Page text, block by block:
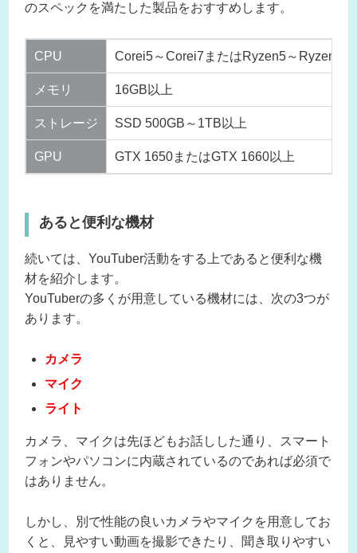
のスペックを満たした製品をおすすめします。
CPU Corei5～Corei7またはRyzen5～Ryzen7
メモリ 16GB以上
ストレージ SSD 500GB～1TB以上
GPU GTX 1650またはGTX 1660以上
あると便利な機材
続いては、YouTuber活動をする上であると便利な機
材を紹介します。
YouTuberの多くが用意している機材には、次の3つが
あります。
カメラ
マイク
ライト
カメラ、マイクは先ほどもお話しした通り、スマート
フォンやパソコンに内蔵されているのであれば必須で
はありません。
しかし、別で性能の良いカメラやマイクを用意してお
くと、見やすい動画を撮影できたり、聞き取りやすい